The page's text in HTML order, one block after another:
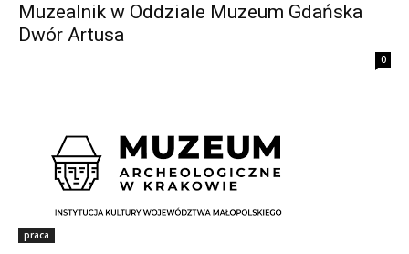
Muzealnik w Oddziale Muzeum Gdańska
Dwór Artusa
0
praca